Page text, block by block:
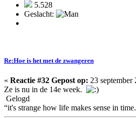
5.528
Geslacht:
Re:Hoe is het met de zwangeren
« Reactie #32 Gepost op: 23 september
Ze is nu in de 14e week.
Gelogd
“it's strange how life makes sense in